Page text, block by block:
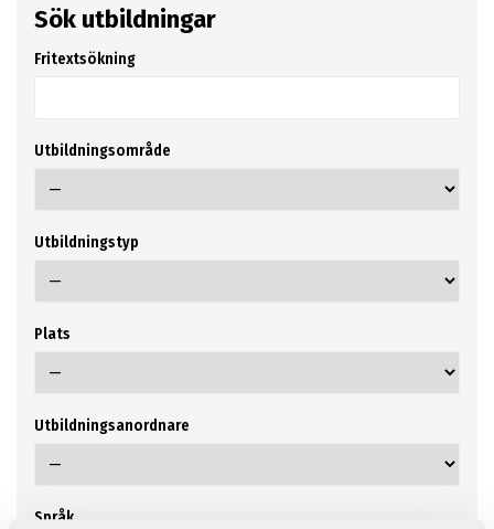
Sök utbildningar
Fritextsökning
Utbildningsområde
Utbildningstyp
Plats
Utbildningsanordnare
Språk